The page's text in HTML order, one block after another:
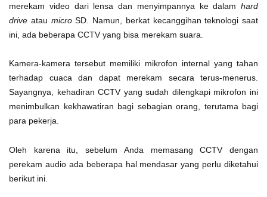
merekam video dari lensa dan menyimpannya ke dalam hard
drive atau microSD. Namun, berkat kecanggihan teknologi saat
ini, ada beberapa CCTV yang bisa merekam suara.
Kamera-kamera tersebut memiliki mikrofon internal yang tahan
terhadap cuaca dan dapat merekam secara terus-menerus.
Sayangnya, kehadiran CCTV yang sudah dilengkapi mikrofon ini
menimbulkan kekhawatiran bagi sebagian orang, terutama bagi
para pekerja.
Oleh karena itu, sebelum Anda memasang CCTV dengan
perekam audio ada beberapa hal mendasar yang perlu diketahui
berikut ini.